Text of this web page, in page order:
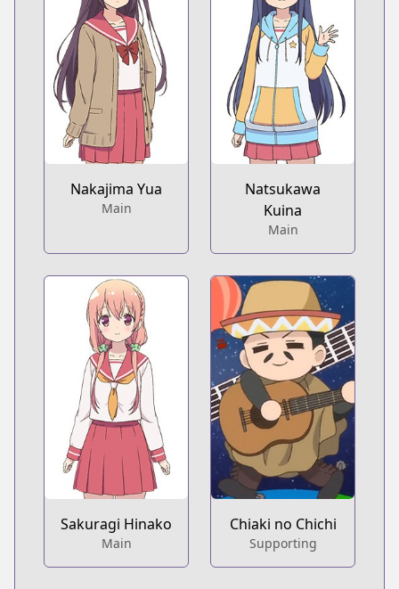
Nakajima Yua
Main
Natsukawa
Kuina
Main
Sakuragi Hinako
Main
Chiaki no Chichi
Supporting